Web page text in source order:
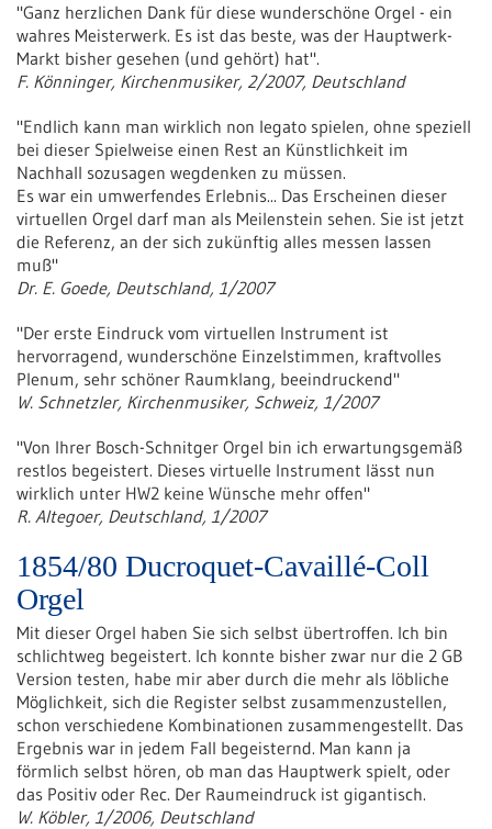
"Ganz herzlichen Dank für diese wunderschöne Orgel - ein
wahres Meisterwerk. Es ist das beste, was der Hauptwerk-
Markt bisher gesehen (und gehört) hat".
F. Könninger, Kirchenmusiker, 2/2007, Deutschland
"Endlich kann man wirklich non legato spielen, ohne speziell
bei dieser Spielweise einen Rest an Künstlichkeit im
Nachhall sozusagen wegdenken zu müssen.
Es war ein umwerfendes Erlebnis... Das Erscheinen dieser
virtuellen Orgel darf man als Meilenstein sehen. Sie ist jetzt
die Referenz, an der sich zukünftig alles messen lassen
muß"
Dr. E. Goede, Deutschland, 1/2007
"Der erste Eindruck vom virtuellen Instrument ist
hervorragend, wunderschöne Einzelstimmen, kraftvolles
Plenum, sehr schöner Raumklang, beeindruckend"
W. Schnetzler, Kirchenmusiker, Schweiz, 1/2007
"Von Ihrer Bosch-Schnitger Orgel bin ich erwartungsgemäß
restlos begeistert. Dieses virtuelle Instrument lässt nun
wirklich unter HW2 keine Wünsche mehr offen"
R. Altegoer, Deutschland, 1/2007
1854/80 Ducroquet-Cavaillé-Coll
Orgel
Mit dieser Orgel haben Sie sich selbst übertroffen. Ich bin
schlichtweg begeistert. Ich konnte bisher zwar nur die 2 GB
Version testen, habe mir aber durch die mehr als löbliche
Möglichkeit, sich die Register selbst zusammenzustellen,
schon verschiedene Kombinationen zusammengestellt. Das
Ergebnis war in jedem Fall begeisternd. Man kann ja
förmlich selbst hören, ob man das Hauptwerk spielt, oder
das Positiv oder Rec. Der Raumeindruck ist gigantisch.
W. Köbler, 1/2006, Deutschland